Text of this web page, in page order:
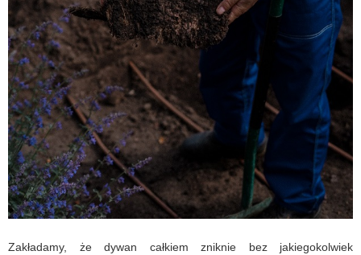
Zakładamy, że dywan całkiem zniknie bez jakiegokolwiek